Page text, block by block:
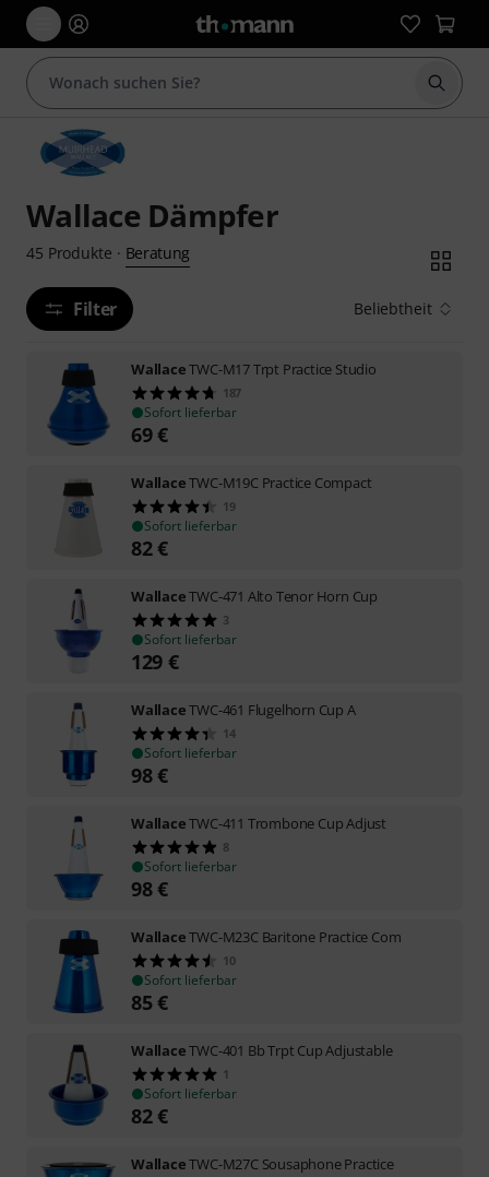
Suche
Wallace Dämpfer
45 Produkte · Beratung
Filter Beliebtheit
WallaceTWC-M17 Trpt Practice Studio
187
Sofort lieferbar
69€
WallaceTWC-M19C Practice Compact
19
Sofort lieferbar
82€
WallaceTWC-471 Alto Tenor Horn Cup
3
Sofort lieferbar
129 €
WallaceTWC-461 Flugelhorn Cup A
14
Sofort lieferbar
98€
WallaceTWC-411 Trombone Cup Adjust
8
Sofort lieferbar
98€
WallaceTWC-M23C Baritone Practice Com
10
Sofort lieferbar
85€
WallaceTWC-401 Bb Trpt Cup Adjustable
1
Sofort lieferbar
82€
WallaceTWC-M27C Sousaphone Practice